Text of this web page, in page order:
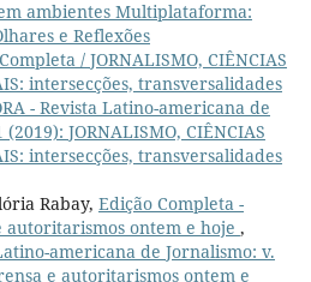
ambientes Multiplataforma:
e Reflexões
/ JORNALISMO, CIÊNCIAS
intersecções, transversalidades
- Revista Latino-americana de
JORNALISMO, CIÊNCIAS
intersecções, transversalidades
Rabay, Edição Completa -
autoritarismos ontem e hoje ,
americana de Jornalismo: v.
e autoritarismos ontem e